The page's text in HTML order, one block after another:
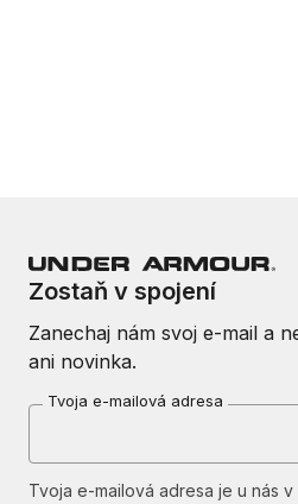
Zostaň v spojení
Zanechaj nám svoj e-mail a
ani novinka.
Tvoja e-mailová adresa
Tvoja e-mailová adresa je u nás v